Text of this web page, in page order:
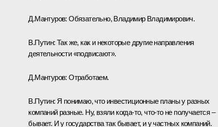
Д.Мантуров: Обязательно, Владимир Владимирович.
В.Путин: Так же, как и некоторые другие направления
деятельности «подвисают».
Д.Мантуров: Отработаем.
В.Путин: Я понимаю, что инвестиционные планы у разных
компаний разные. Ну, взяли когда-то, что-то не получается –
бывает. И у государства так бывает, и у частных компаний.